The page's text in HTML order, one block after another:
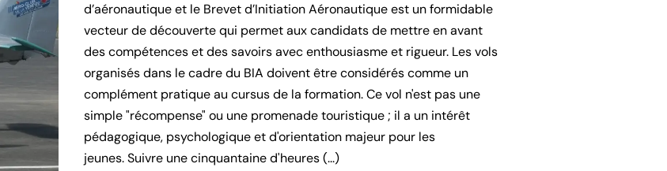
d’aéronautique et le Brevet d’Initiation Aéronautique est un formidable
vecteur de découverte qui permet aux candidats de mettre en avant
des compétences et des savoirs avec enthousiasme et rigueur. Les vols
organisés dans le cadre du BIA doivent être considérés comme un
complément pratique au cursus de la formation. Ce vol n'est pas une
simple "récompense" ou une promenade touristique ; il a un intérêt
pédagogique, psychologique et d'orientation majeur pour les
jeunes. Suivre une cinquantaine d'heures (...)